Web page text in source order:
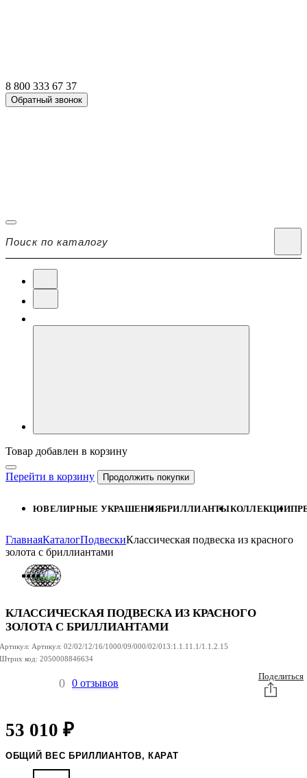
8 800 333 67 37
Обратный звонок
Товар добавлен в корзину
Перейти в корзину Продолжить покупки
ЮВЕЛИРНЫЕ УКРАШЕНИЯБРИЛЛИАНТЫКОЛЛЕКЦИИ
ГлавнаяКаталогПодвескиКлассическая подвеска из красного
золота с бриллиантами
КЛАССИЧЕСКАЯ ПОДВЕСКА ИЗ КРАСНОГО
ЗОЛОТА С БРИЛЛИАНТАМИ
Артикул: Артикул: 02/02/12/16/1000/09/000/02/013:1.1.11.1/1.1.2.15
Штрих код: 2050008846634
0 0 отзывов
Поделиться
53 010 ₽
ОБЩИЙ ВЕС БРИЛЛИАНТОВ, КАРАТ